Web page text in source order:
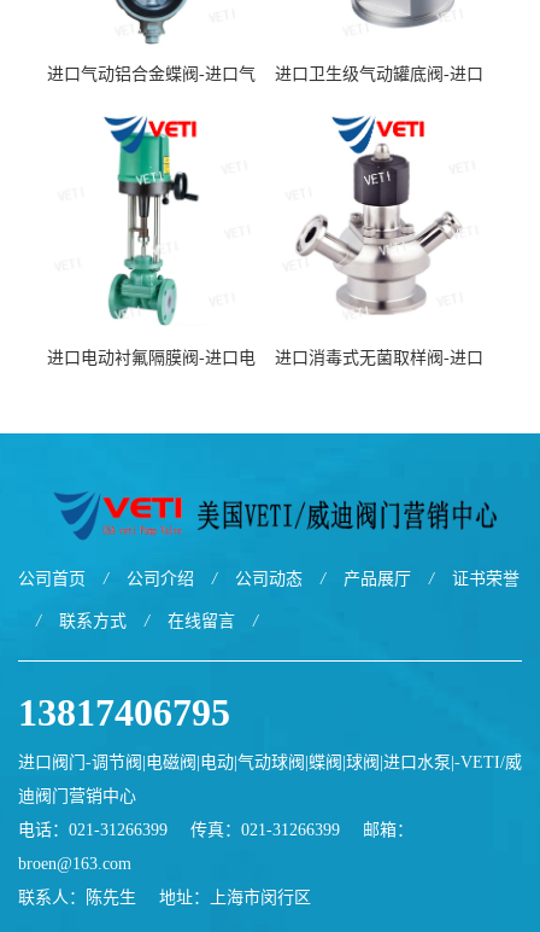
进口气动铝合金蝶阀-进口气
VETI/威迪阀门
进口卫生级气动罐底阀-进口
商-美国VETI/威迪阀门
进口电动衬氟隔膜阀-进口电
进口消毒式无菌取样阀-进口
公司首页 / 公司介绍 / 公司动态 / 产品展厅 / 证书荣誉
/ 联系方式 / 在线留言 /
13817406795
进口阀门-调节阀|电磁阀|电动|气动球阀|蝶阀|球阀|进口水泵|-VETI/威
迪阀门营销中心
电话：021-31266399
传真：021-31266399
邮箱：
broen@163.com
联系人：陈先生
地址：上海市闵行区